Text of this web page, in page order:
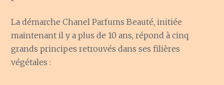
La démarche Chanel Parfums Beauté, initiée
maintenant il y a plus de 10 ans, répond à cinq
grands principes retrouvés dans ses filières
végétales :